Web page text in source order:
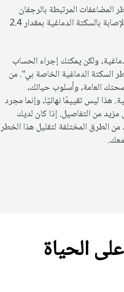
المضاعفات المرتبطة بالرجفان
الأذينيّ. تزيد الإصابة بالرجفان الأذينيّ من خطر الإصابة بالسكتة الدماغية بمقدار 2.4
ولكن يمكنك إجراء الحساب
السكتة الدماغية الخاصة بي". من
العامة، وأسلوب حياتك،
ليس تقييمًا نهائيًا، وإنما مجرد
من التفاصيل. إذا كان لديك
الطرق المختلفة لتقليل هذا الخطر
الحياة